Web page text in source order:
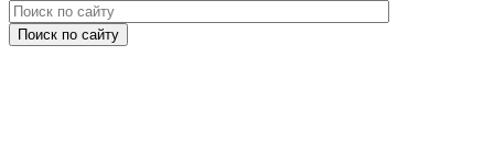
Поиск по сайту